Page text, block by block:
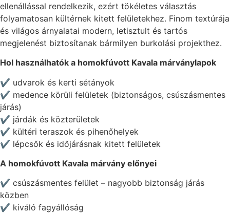
ellenállással rendelkezik, ezért tökéletes választás
folyamatosan kültérnek kitett felületekhez. Finom textúrája
és világos árnyalatai modern, letisztult és tartós
megjelenést biztosítanak bármilyen burkolási projekthez.
Hol használhatók a homokfúvott Kavala márványlapok
✔ udvarok és kerti sétányok
✔ medence körüli felületek (biztonságos, csúszásmentes
járás)
✔ járdák és közterületek
✔ kültéri teraszok és pihenőhelyek
✔ lépcsők és időjárásnak kitett felületek
A homokfúvott Kavala márvány előnyei
✔ csúszásmentes felület – nagyobb biztonság járás
közben
✔ kiváló fagyállóság